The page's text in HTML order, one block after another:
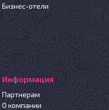
Бизнес-отели
Информация
Партнерам
О компании